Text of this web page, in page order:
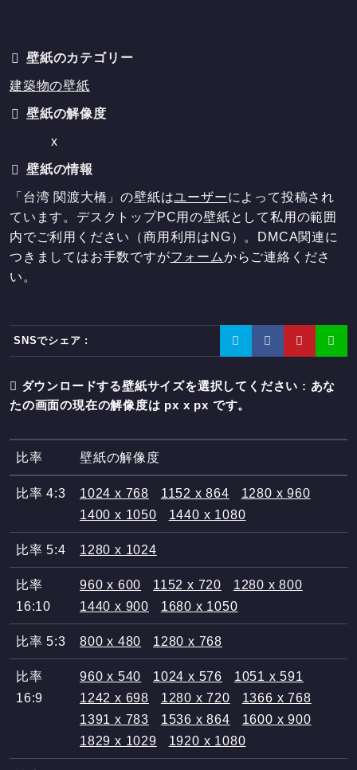
壁紙のカテゴリー
建築物の壁紙
壁紙の解像度
x
壁紙の情報
「台湾 関渡大橋」の壁紙はユーザーによって投稿され
ています。デスクトップPC用の壁紙として私用の範囲
内でご利用ください（商用利用はNG）。DMCA関連に
つきましてはお手数ですがフォームからご連絡くださ
い。
SNSでシェア :
ダウンロードする壁紙サイズを選択してください : あな
たの画面の現在の解像度は px x px です。
比率 壁紙の解像度
比率 4:3 1024 x 768 1152 x 864
1280 x 960
1400 x 1050
1440 x 1080
比率 5:4 1280 x 1024
比率
16:10
960 x 600 1152 x 720
1280 x 800
1440 x 900
1680 x 1050
比率 5:3 800 x 480 1280 x 768
比率
16:9
960 x 540 1024 x 576
1051 x 591
1242 x 698
1280 x 720
1366 x 768
1391 x 783
1536 x 864
1600 x 900
1829 x 1029
1920 x 1080